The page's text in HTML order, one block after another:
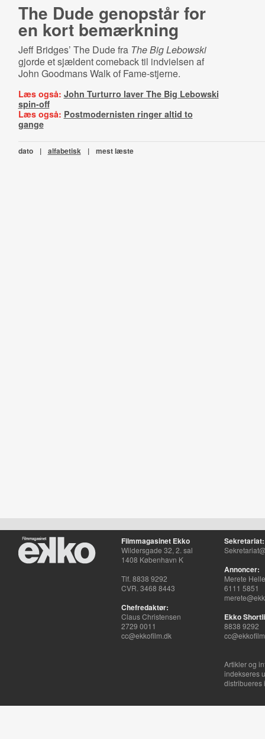
The Dude genopstår for
en kort bemærkning
Jeff Bridges’ The Dude fra The Big Lebowski
gjorde et sjældent comeback til indvielsen af
John Goodmans Walk of Fame-stjerne.
Læs også: John Turturro laver The Big Lebowski
spin-off
Læs også: Postmodernisten ringer altid to
gange
dato | alfabetisk | mest læste
Filmmagasinet Ekko
Wildersgade 32, 2. sal
1408 København K
Tlf. 8838 9292
CVR. 3468 8443
Chefredaktør:
Claus Christensen
2729 0011
cc@ekkofilm.dk
Sekretariat:
Annoncer:
Merete
6111 5851
Ekko
8838 9292
Artikler og
indekseres
distribueres